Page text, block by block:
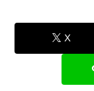
X